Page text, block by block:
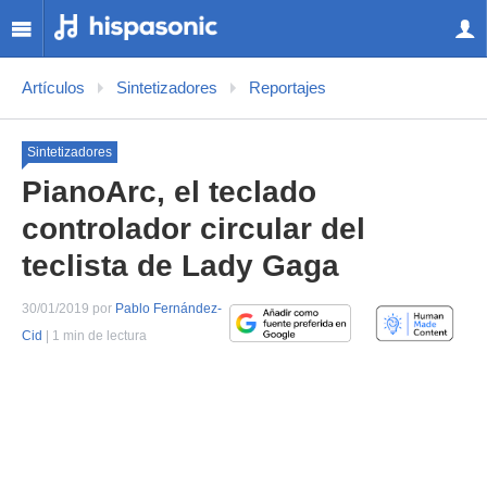
Artículos Sintetizadores Reportajes
Sintetizadores
PianoArc, el teclado
controlador circular del
teclista de Lady Gaga
30/01/2019 por Pablo Fernández-
Cid
| 1 min de lectura